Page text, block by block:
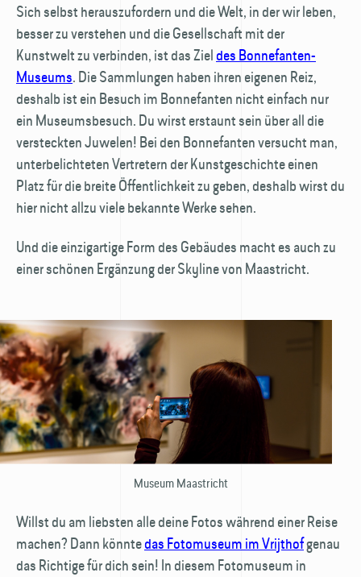
Sich selbst herauszufordern und die Welt, in der wir leben,
besser zu verstehen und die Gesellschaft mit der
Kunstwelt zu verbinden, ist das Ziel des Bonnefanten-
Museums. Die Sammlungen haben ihren eigenen Reiz,
deshalb ist ein Besuch im Bonnefanten nicht einfach nur
ein Museumsbesuch. Du wirst erstaunt sein über all die
versteckten Juwelen! Bei den Bonnefanten versucht man,
unterbelichteten Vertretern der Kunstgeschichte einen
Platz für die breite Öffentlichkeit zu geben, deshalb wirst du
hier nicht allzu viele bekannte Werke sehen.
Und die einzigartige Form des Gebäudes macht es auch zu
einer schönen Ergänzung der Skyline von Maastricht.
Museum Maastricht
Willst du am liebsten alle deine Fotos während einer Reise
machen? Dann könntedas Foto­museum im Vrijthofgenau
das Richtige für dich sein! In diesem Foto­museum in